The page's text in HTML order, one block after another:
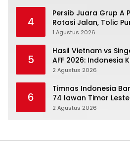
4
Persib Juara Grup A
Rotasi Jalan, Tolic
Percaya
1 Agustus 2026
5
Hasil Vietnam vs
AFF 2026: Indonesia
Terbuka
2 Agustus 2026
6
Timnas Indonesia
74 lawan Timor
Pecah
2 Agustus 2026